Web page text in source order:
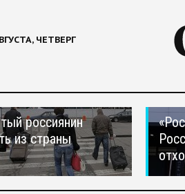
ЧЕТВЕРГ
россиянин
из страны